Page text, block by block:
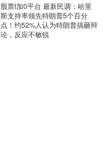
股票t加0平台 最新民调：哈里
斯支持率领先特朗普5个百分
点！约52%人认为特朗普搞砸辩
论，反应不敏锐